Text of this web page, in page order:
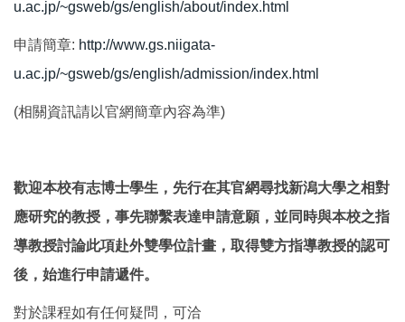
u.ac.jp/~gsweb/gs/english/about/index.html
申請簡章: http://www.gs.niigata-
u.ac.jp/~gsweb/gs/english/admission/index.html
(相關資訊請以官網簡章內容為準)
歡迎本校有志博士學生，先行在其官網尋找新潟大學之相對
應研究的教授，事先聯繫表達申請意願，並同時與本校之指
導教授討論此項赴外雙學位計畫，取得雙方指導教授的認可
後，始進行申請遞件。
對於課程如有任何疑問，可洽